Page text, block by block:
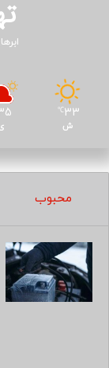
33
℃
ش
محبوب